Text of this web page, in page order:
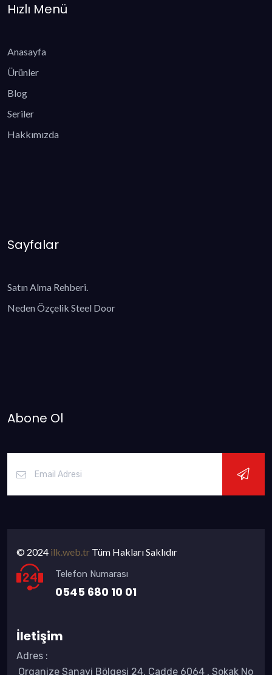
Hızlı Menü
Anasayfa
Ürünler
Blog
Seriler
Hakkımızda
Sayfalar
Satın Alma Rehberi.
Neden Özçelik Steel Door
Abone Ol
© 2024 ilk.web.tr Tüm Hakları Saklıdır
Telefon Numarası
0545 680 10 01
İletişim
Adres :
Organize Sanayi Bölgesi 24. Cadde 6064 , Sokak No